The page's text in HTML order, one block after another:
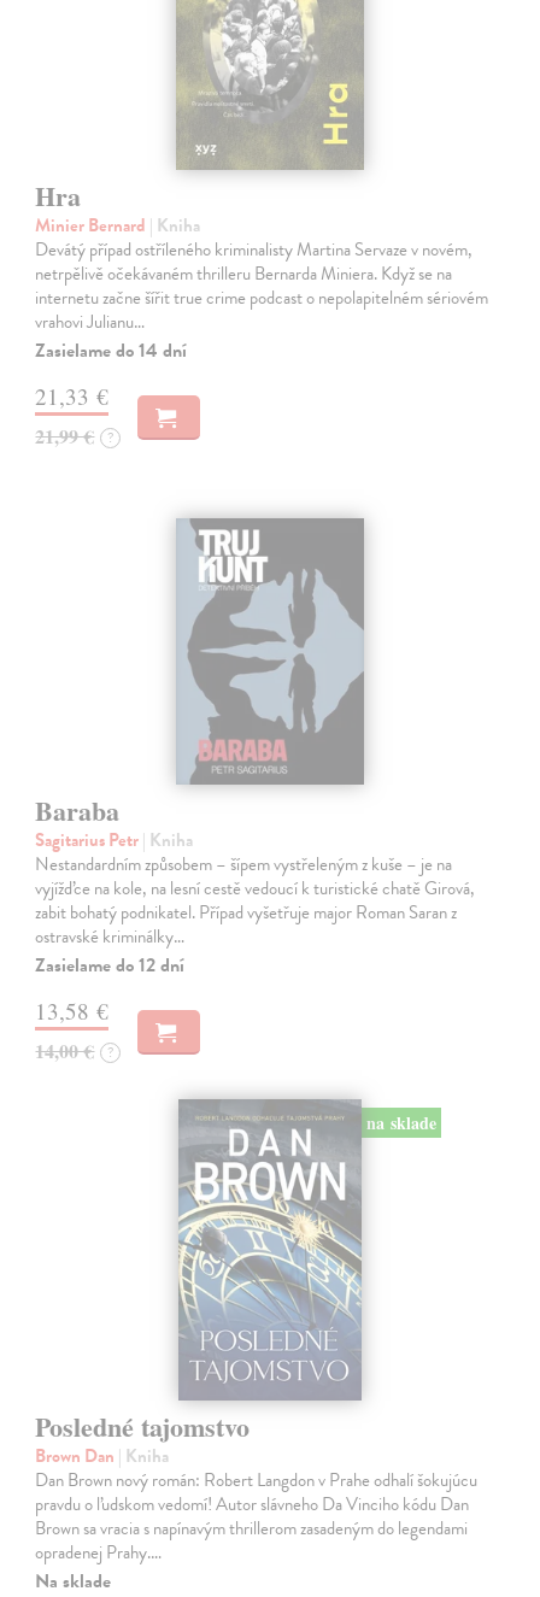
Hra
Minier Bernard | Kniha
Devátý případ ostříleného kriminalisty Martina Servaze v novém,
netrpělivě očekávaném thrilleru Bernarda Miniera. Když se na
internetu začne šířit true crime podcast o nepolapitelném sériovém
vrahovi Julianu…
Zasielame do 14 dní
21,33 €
21,99 € ?
Baraba
Sagitarius Petr| Kniha
Nestandardním způsobem – šípem vystřeleným z kuše – je na
vyjížďce na kole, na lesní cestě vedoucí k turistické chatě Girová,
zabit bohatý podnikatel. Případ vyšetřuje major Roman Saran z
ostravské kriminálky…
Zasielame do 12 dní
13,58 €
14,00 € ?
na sklade
Posledné tajomstvo
Brown Dan | Kniha
Dan Brown nový román: Robert Langdon v Prahe odhalí šokujúcu
pravdu o ľudskom vedomí! Autor slávneho Da Vinciho kódu Dan
Brown sa vracia s napínavým thrillerom zasadeným do legendami
opradenej Prahy.…
Na sklade